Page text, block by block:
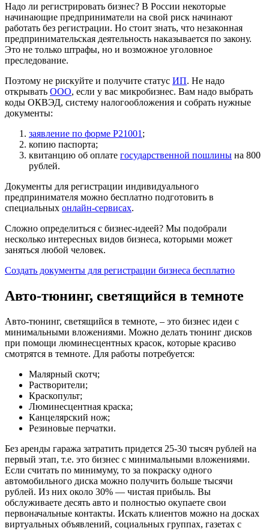
Надо ли регистрировать бизнес? В России некоторые
начинающие предприниматели на свой риск начинают
работать без регистрации. Но стоит знать, что незаконная
предпринимательская деятельность наказывается по закону.
Это не только штрафы, но и возможное уголовное
преследование.
Поэтому не рискуйте и получите статус ИП. Не надо
открывать ООО, если у вас микробизнес. Вам надо выбрать
коды ОКВЭД, систему налогообложения и собрать нужные
документы:
заявление по форме Р21001 ;
копию паспорта;
квитанцию об оплате государственной пошлины на 800
рублей.
Документы для регистрации индивидуального
предпринимателя можно бесплатно подготовить в
специальных онлайн-сервисах.
Сложно определиться с бизнес-идеей? Мы подобрали
несколько интересных видов бизнеса, которыми может
заняться любой человек.
Создать документы для регистрации бизнеса бесплатно
Авто-тюнинг, светящийся в темноте
Авто-тюнинг, светящийся в темноте, – это бизнес идеи с
минимальными вложениями. Можно делать тюнинг дисков
при помощи люминесцентных красок, которые красиво
смотрятся в темноте. Для работы потребуется:
Малярный скотч;
Растворители;
Краскопульт;
Люминесцентная краска;
Канцелярский нож;
Резиновые перчатки.
Без аренды гаража затратить придется 25-30 тысяч рублей на
первый этап, т.е. это бизнес с минимальными вложениями.
Если считать по минимуму, то за покраску одного
автомобильного диска можно получить больше тысячи
рублей. Из них около 30% — чистая прибыль. Вы
обслуживаете десять авто и полностью окупаете свои
первоначальные контакты. Искать клиентов можно на досках
виртуальных объявлений, социальных группах, газетах с